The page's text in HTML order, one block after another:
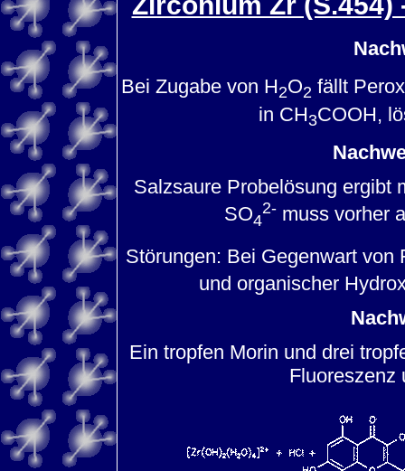
Bei Zugabe von H2O2 fällt
in CH3COOH,
Salzsaure Probelösung ergibt
SO4
2- muss vorher
Störungen: Bei Gegenwart von
und organischer
Ein tropfen Morin und drei
Fluoreszenz